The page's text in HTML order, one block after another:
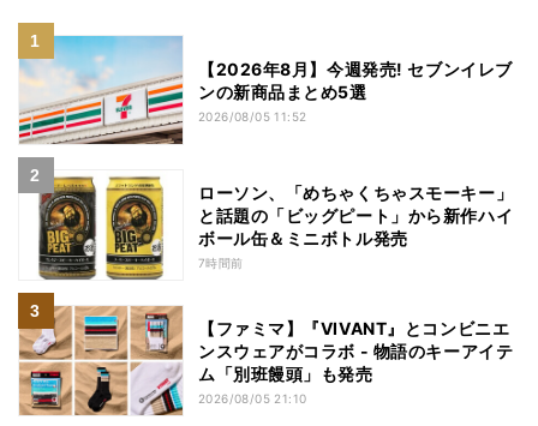
【2026年8月】今週発売! セブンイレブ
ンの新商品まとめ5選
2026/08/05 11:52
ローソン、「めちゃくちゃスモーキー」
と話題の「ビッグピート」から新作ハイ
ボール缶＆ミニボトル発売
7時間前
【ファミマ】『VIVANT』とコンビニエ
ンスウェアがコラボ - 物語のキーアイテ
ム「別班饅頭」も発売
2026/08/05 21:10